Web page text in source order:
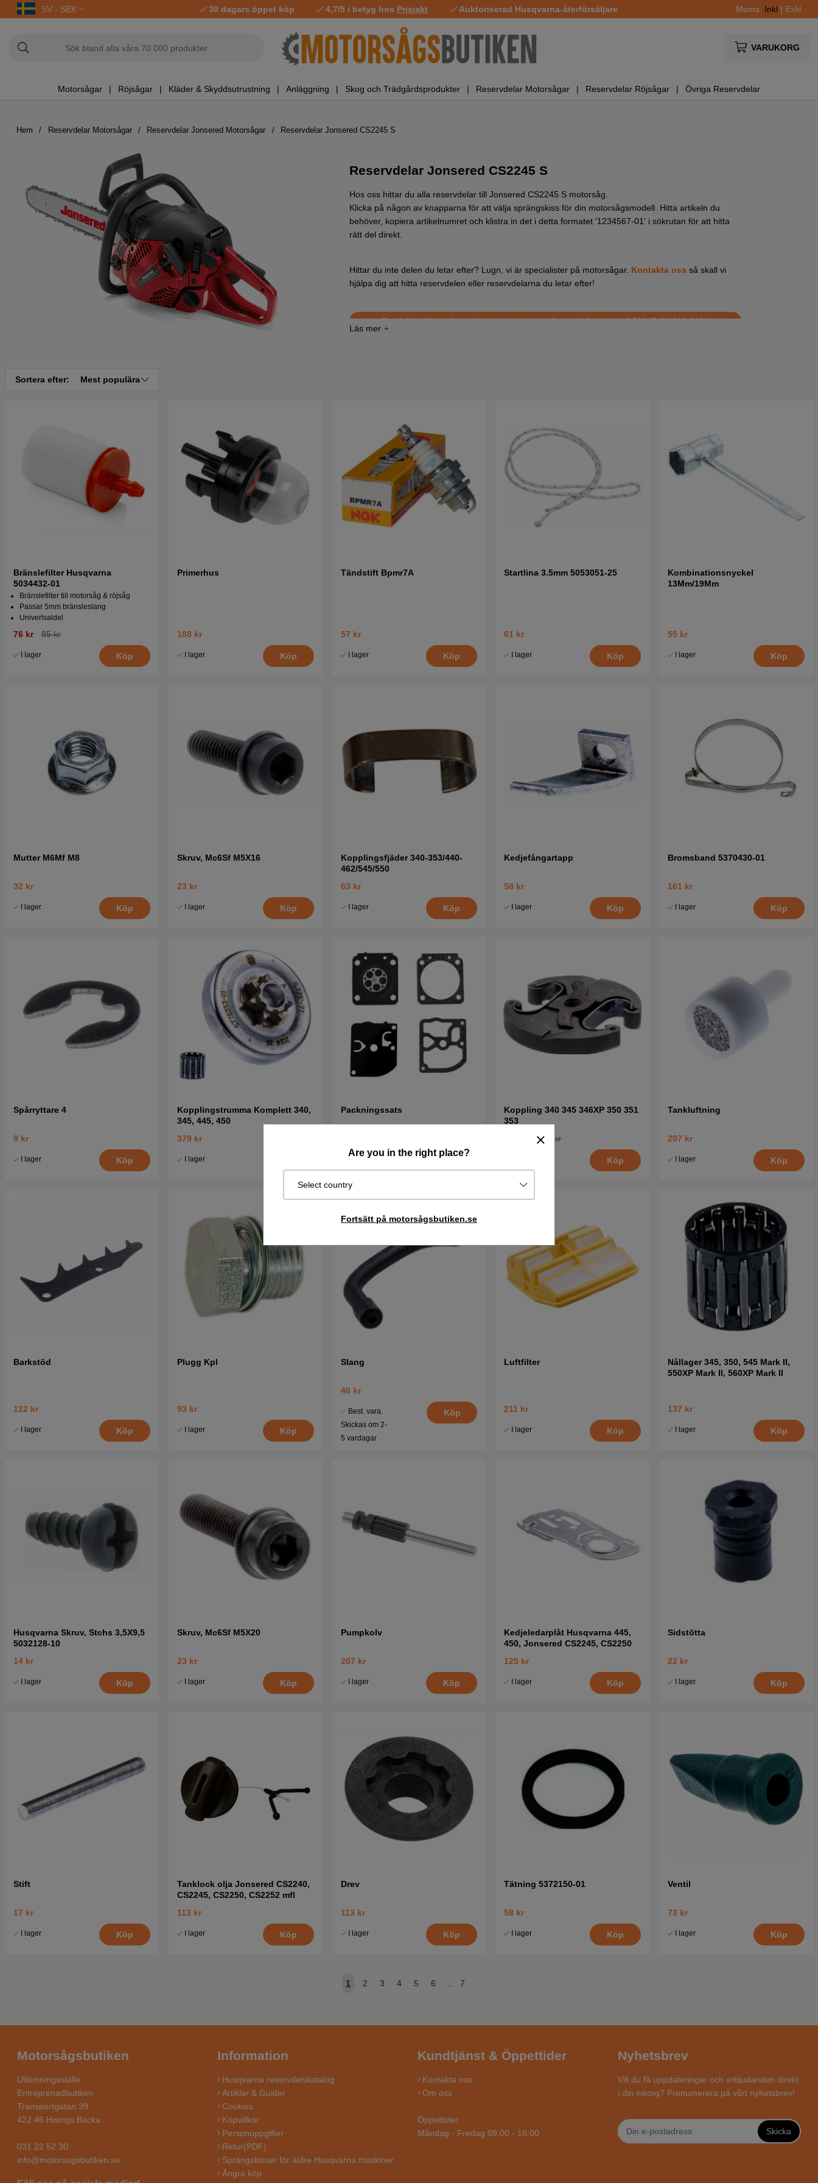
SV - SEK 30 dagars öppet köp 4,7/5 i betyg hos Prisjakt Auktoriserad Husqvarna-återförsäljare Moms: Inkl | Exkl
VARUKORG
Motorsågar Röjsågar Kläder & Skyddsutrustning Anläggning Skog och Trädgårdsprodukter Reservdelar Motorsågar Reservdelar Röjsågar Övriga Reservdelar
Are you in the right place?
Select country
Fortsätt på motorsågsbutiken.se
Hem Reservdelar Motorsågar Reservdelar Jonsered Motorsågar Reservdelar Jonsered CS2245 S
Reservdelar Jonsered CS2245 S
Hos oss hittar du alla reservdelar till Jonsered CS2245 S motorsåg.
Klicka på någon av knapparna för att välja sprängskiss för din motorsågsmodell. Hitta artikeln du
behöver, kopiera artikelnumret och klistra in det i detta formatet '1234567-01' i sökrutan för att hitta
rätt del direkt.
Hittar du inte delen du letar efter? Lugn, vi är specialister på motorsågar. Kontakta oss så skall vi
hjälpa dig att hitta reservdelen eller reservdelarna du letar efter!
Tryck här för sprängskiss och reservdelslista till Jonsered CS2245 S 2008-2012
Sortera efter: Mest populära
Bränslefilter Husqvarna
5034432-01
Bränslefilter till motorsåg & röjsåg
Passar 5mm bränsleslang
Univerlsaldel
76 kr 85 kr
I lager Köp
Primerhus
188 kr
I lager Köp
Tändstift Bpmr7A
57 kr
I lager Köp
Startlina 3.5mm 5053051-25
61 kr
I lager Köp
Kombinationsnyckel
13Mm/19Mm
55 kr
I lager Köp
Mutter M6Mf M8
32 kr
I lager Köp
Skruv, Mc6Sf M5X16
23 kr
I lager Köp
Kopplingsfjäder 340-353/440-
462/545/550
63 kr
I lager Köp
Kedjefångartapp
58 kr
I lager Köp
Bromsband 5370430-01
161 kr
I lager Köp
Spårryttare 4
9 kr
I lager Köp
Kopplingstrumma Komplett 340,
345, 445, 450
379 kr
I lager
Packningssats
I lager
Koppling 340 345 346XP 350 351
353
683 kr
Köp
Tankluftning
207 kr
I lager Köp
Barkstöd
122 kr
I lager Köp
Plugg Kpl
93 kr
I lager Köp
Slang
46 kr
Best. vara.
Skickas om 2-
5 vardagar
Köp
Luftfilter
211 kr
I lager Köp
Nållager 345, 350, 545 Mark II,
550XP Mark II, 560XP Mark II
137 kr
I lager Köp
Husqvarna Skruv, Stchs 3,5X9,5
5032128-10
14 kr
I lager Köp
Skruv, Mc6Sf M5X20
23 kr
I lager Köp
Pumpkolv
207 kr
I lager Köp
Kedjeledarplåt Husqvarna 445,
450, Jonsered CS2245, CS2250
125 kr
I lager Köp
Sidstötta
22 kr
I lager Köp
Stift
17 kr
I lager Köp
Tanklock olja Jonsered CS2240,
CS2245, CS2250, CS2252 mfl
113 kr
I lager Köp
Drev
113 kr
I lager Köp
Tätning 5372150-01
58 kr
I lager Köp
Ventil
73 kr
I lager Köp
1 2 3 4 5 6 .. 7
Motorsågsbutiken
Utlämningsställe:
Entreprenadbutiken
Transportgatan 39
422 46 Hisings Backa
031 22 52 30
info@motorsagsbutiken.se
Information
Husqvarna reservdelskatalog
Artiklar & Guider
Cookies
Köpvillkor
Personuppgifter
Retur(PDF)
Sprängskisser för äldre Husqvarna maskiner
Ångra köp
Kundtjänst & Öppettider
Kontakta oss
Om oss
Öppettider:
Måndag - Fredag 09.00 - 16:00
Nyhetsbrev
Vill du få uppdateringar och erbjudanden direkt
i din inkorg? Prenumerera på vårt nyhetsbrev!
Skicka